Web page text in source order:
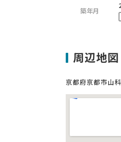
築年月
周辺地図
京都府京都市山